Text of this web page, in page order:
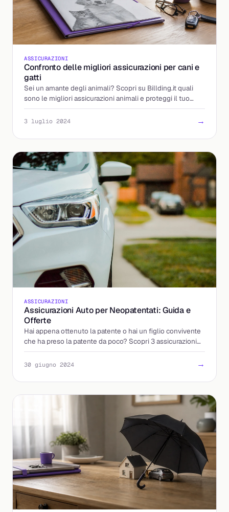
ASSICURAZIONI
Confronto delle migliori assicurazioni per cani e
gatti
Sei un amante degli animali? Scopri su Billding.it quali
sono le migliori assicurazioni animali e proteggi il tuo
amico a quattro zampe con le m
3 luglio 2024 →
ASSICURAZIONI
Assicurazioni Auto per Neopatentati: Guida e
Offerte
Hai appena ottenuto la patente o hai un figlio convivente
che ha preso la patente da poco? Scopri 3 assicurazioni
auto per neopatentati!
30 giugno 2024 →